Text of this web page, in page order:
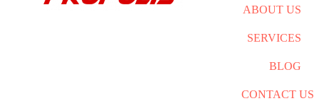
ABOUT US
SERVICES
BLOG
CONTACT US